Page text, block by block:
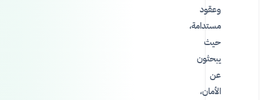
وعقود
مستدامة،
حيث
يبحثون
عن
الأمان،